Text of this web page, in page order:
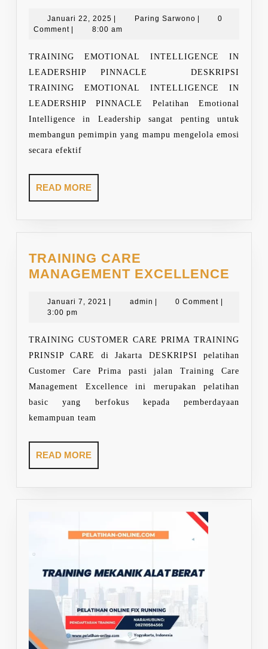
PINNACLE
Januari 22, 2025 Januari
22,
Paring SarwonoParing0
Comment
8:00 am
TRAINING EMOTIONAL INTELLIGENCE IN
LEADERSHIP PINNACLE DESKRIPSI
TRAINING EMOTIONAL INTELLIGENCE IN
LEADERSHIP PINNACLE Pelatihan Emotional
Intelligence in Leadership sangat penting untuk
membangun pemimpin yang mampu mengelola emosi
secara efektif
READ MOREREAD
MORE
TRAINING CARE
MANAGEMENT EXCELLENCE
Januari 7, 2021 Januari
| admin admin
| 0 Comment |
3:00 pm
TRAINING CUSTOMER CARE PRIMA TRAINING
PRINSIP CARE di Jakarta DESKRIPSI pelatihan
Customer Care Prima pasti jalan Training Care
Management Excellence ini merupakan pelatihan
basic yang berfokus kepada pemberdayaan
kemampuan team
READ MOREREAD
MORE